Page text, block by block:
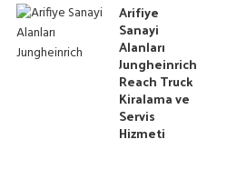
Arifiye
Sanayi
Alanları
Jungheinrich
Reach Truck
Kiralama ve
Servis
Hizmeti